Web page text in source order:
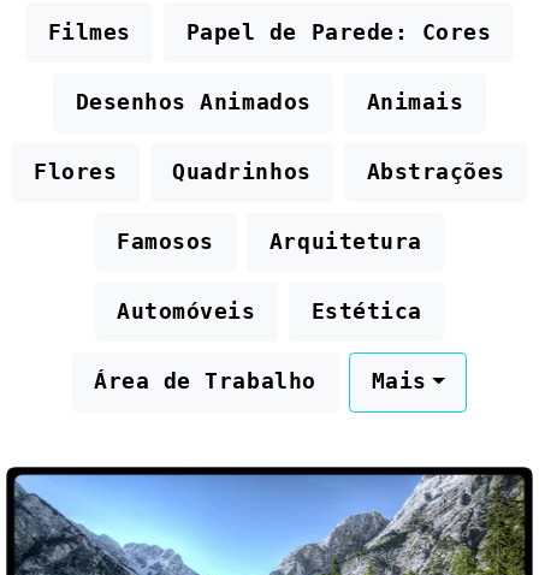
Filmes Papel de Parede: Cores
Desenhos Animados Animais
Flores Quadrinhos Abstrações
Famosos Arquitetura
Automóveis Estética
Área de Trabalho Mais